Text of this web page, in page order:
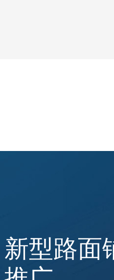
新型路面